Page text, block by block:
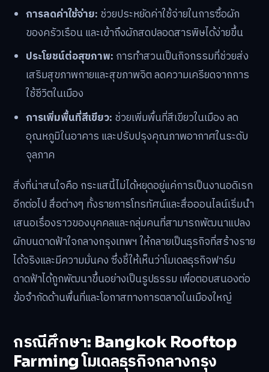
การลดค่าใช้จ่าย: ช่วยประหยัดค่าใช้จ่ายในการซื้อผัก
ของครัวเรือน และเข้าถึงผักสดปลอดสารพิษได้ง่ายขึ้น
ประโยชน์ต่อสุขภาพ: การทำสวนเป็นกิจกรรมที่ช่วยส่ง
เสริมสุขภาพกายและสุขภาพจิต ลดความเครียดจากการ
ใช้ชีวิตในเมือง
การเพิ่มพื้นที่สีเขียว: ช่วยเพิ่มพื้นที่สีเขียวในเมือง ลด
อุณหภูมิในอาคาร และปรับปรุงคุณภาพอากาศในระดับ
จุลภาค
สิ่งที่น่าสนใจคือ กระแสนี้ไม่ได้หยุดอยู่แค่การเป็นงานอดิเรก
อีกต่อไป สื่อต่างๆ ทั้งรายการโทรทัศน์และสื่อออนไลน์เริ่มนำ
เสนอเรื่องราวของบุคคลและกลุ่มคนที่สามารถพัฒนาแปลง
ผักบนดาดฟ้าใจกลางกรุงเทพฯ ให้กลายเป็นธุรกิจที่สร้างราย
ได้จริงและมีความมั่นคง ซึ่งชี้ให้เห็นว่าโมเดลธุรกิจฟาร์ม
ดาดฟ้าได้ถูกพัฒนาขึ้นอย่างเป็นรูปธรรม เพื่อตอบสนองต่อ
ข้อจำกัดด้านพื้นที่และโอกาสทางการตลาดในเมืองใหญ่
กรณีศึกษา: Bangkok Rooftop
Farming โมเดลธุรกิจกลางกรุง